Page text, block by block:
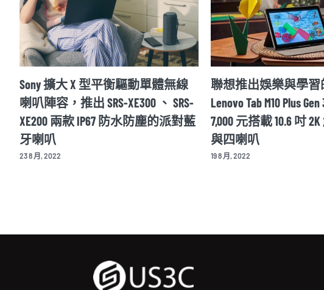
Sony 擴大 X 型平衡驅動單體無線
喇叭陣容，推出 SRS-XE300 、 SRS-
XE200 兩款 IP67 防水防塵的派對藍
牙喇叭
23 8 月, 2022
聯想推出娛樂與學習
Lenovo Tab M10 Plus
7,000 元搭載 10.6 吋
與四喇叭
19 8 月, 2022